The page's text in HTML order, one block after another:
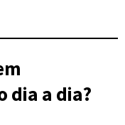
dia a dia?